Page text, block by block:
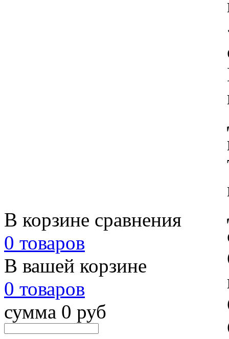
В корзине сравнения
0 товаров
В вашей корзине
0 товаров
сумма 0 руб